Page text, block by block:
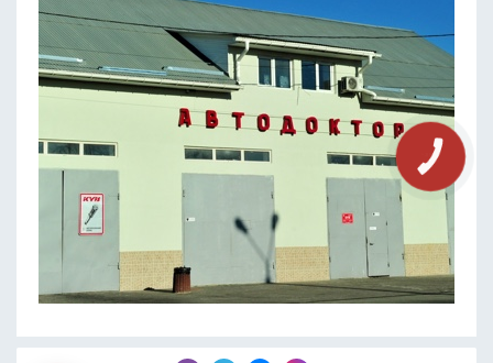
КНОПКА
СВЯЗИ